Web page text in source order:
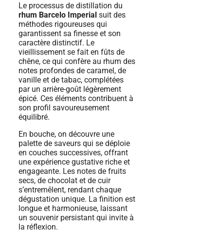
Le processus de distillation du
rhum Barcelo Imperial suit des
méthodes rigoureuses qui
garantissent sa finesse et son
caractère distinctif. Le
vieillissement se fait en fûts de
chêne, ce qui confère au rhum des
notes profondes de caramel, de
vanille et de tabac, complétées
par un arrière-goût légèrement
épicé. Ces éléments contribuent à
son profil savoureusement
équilibré.
En bouche, on découvre une
palette de saveurs qui se déploie
en couches successives, offrant
une expérience gustative riche et
engageante. Les notes de fruits
secs, de chocolat et de cuir
s’entremêlent, rendant chaque
dégustation unique. La finition est
longue et harmonieuse, laissant
un souvenir persistant qui invite à
la réflexion.